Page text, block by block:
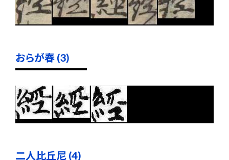
おらが春 (3)
二人比丘尼 (4)